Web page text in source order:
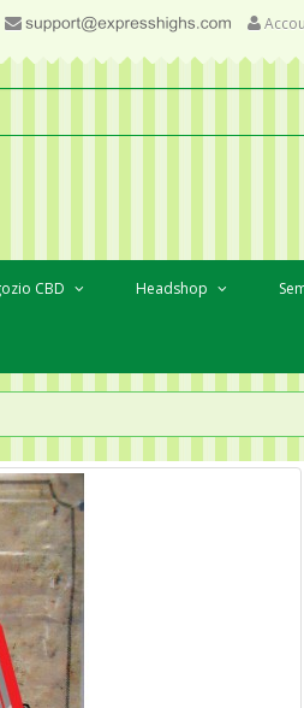
CBD Headshop